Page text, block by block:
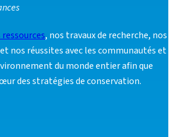
, nos travaux de recherche, nos
nos réussites avec les communautés et
du monde entier afin que
des stratégies de conservation.